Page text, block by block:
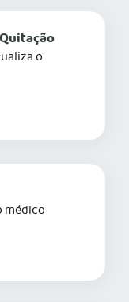
o
informações
médico
informações